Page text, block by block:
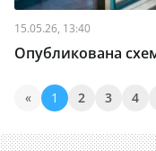
15.05.26, 13:40
Опубликована
« 1 2 3 4